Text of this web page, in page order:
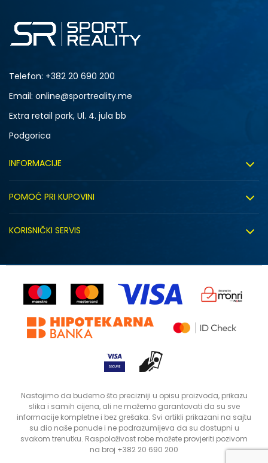
Telefon: +382 20 690 200
Email: online@sportreality.me
Extra retail park, Ul. 4. jula bb
Podgorica
INFORMACIJE
Zapošljavanje
Sindikalna prodaja
Kontakt
Prodavnice
POMOĆ PRI KUPOVINI
Kako kupiti
Uputstvo za registraciju
KORISNIČKI SERVIS
Reklamacije
Povrat robe i povrat sredstava
Status porudžbine
Nastojimo da budemo što precizniji u opisu proizvoda, prikazu
slika i samih cijena, ali ne možemo garantovati da su sve
informacije kompletne i bez grešaka. Svi artikli prikazani na sajtu
su dio naše ponude i ne podrazumijeva da su dostupni u
svakom trenutku. Raspoloživost robe možete provjeriti pozivom
na broj +382 20 690 200